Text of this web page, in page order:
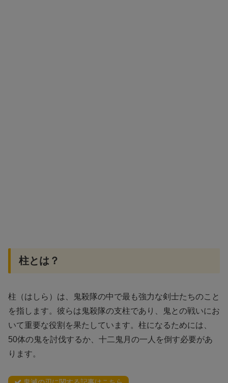
柱とは？
柱（はしら）は、鬼殺隊の中で最も強力な剣士たちのこと
を指します。彼らは鬼殺隊の支柱であり、鬼との戦いにお
いて重要な役割を果たしています。柱になるためには、
50体の鬼を討伐するか、十二鬼月の一人を倒す必要があ
ります。